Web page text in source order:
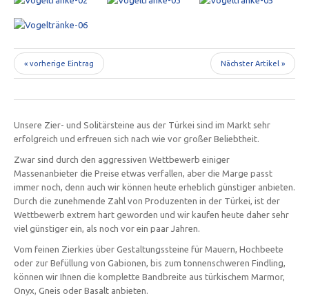
« vorherige Eintrag Nächster Artikel »
Unsere Zier- und Solitärsteine aus der Türkei sind im Markt sehr
erfolgreich und erfreuen sich nach wie vor großer Beliebtheit.
Zwar sind durch den aggressiven Wettbewerb einiger
Massenanbieter die Preise etwas verfallen, aber die Marge passt
immer noch, denn auch wir können heute erheblich günstiger anbieten.
Durch die zunehmende Zahl von Produzenten in der Türkei, ist der
Wettbewerb extrem hart geworden und wir kaufen heute daher sehr
viel günstiger ein, als noch vor ein paar Jahren.
Vom feinen Zierkies über Gestaltungssteine für Mauern, Hochbeete
oder zur Befüllung von Gabionen, bis zum tonnenschweren Findling,
können wir Ihnen die komplette Bandbreite aus türkischem Marmor,
Onyx, Gneis oder Basalt anbieten.